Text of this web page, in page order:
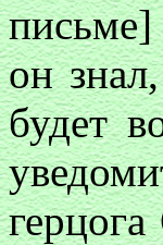
он
будет